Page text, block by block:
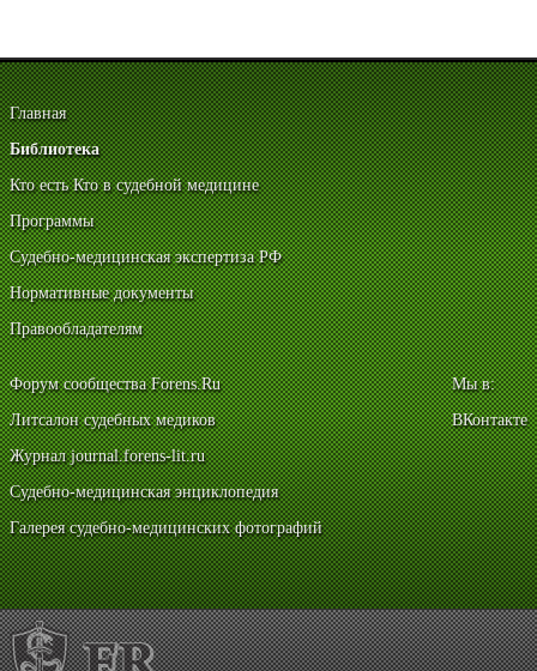
Главная
Библиотека
Кто есть Кто в судебной медицине
Программы
Судебно-медицинская экспертиза РФ
Нормативные документы
Правообладателям
Форум сообщества Forens.Ru
Литсалон судебных медиков
Журнал journal.forens-lit.ru
Судебно-медицинская энциклопедия
Галерея судебно-медицинских фотографий
Мы в:
ВКонтакте